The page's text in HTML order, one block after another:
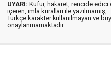
UYARI: Küfür, hakaret, rencide edici
içeren, imla kuralları ile yazılmamış,
Türkçe karakter kullanılmayan ve
onaylanmamaktadır.